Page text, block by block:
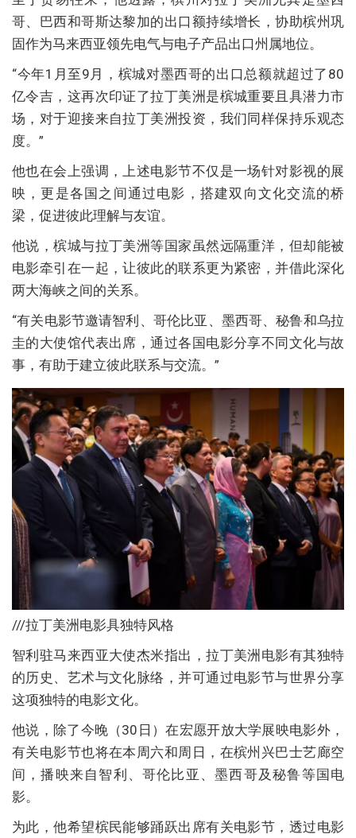
哥、巴西和哥斯达黎加的出口额持续增长，协助槟州巩
固作为马来西亚领先电气与电子产品出口州属地位。
“今年1月至9月，槟城对墨西哥的出口总额就超过了80
亿令吉，这再次印证了拉丁美洲是槟城重要且具潜力市
场，对于迎接来自拉丁美洲投资，我们同样保持乐观态
度。”
他也在会上强调，上述电影节不仅是一场针对影视的展
映，更是各国之间通过电影，搭建双向文化交流的桥
梁，促进彼此理解与友谊。
他说，槟城与拉丁美洲等国家虽然远隔重洋，但却能被
电影牵引在一起，让彼此的联系更为紧密，并借此深化
两大海峡之间的关系。
“有关电影节邀请智利、哥伦比亚、墨西哥、秘鲁和乌拉
圭的大使馆代表出席，通过各国电影分享不同文化与故
事，有助于建立彼此联系与交流。”
///拉丁美洲电影具独特风格
智利驻马来西亚大使杰米指出，拉丁美洲电影有其独特
的历史、艺术与文化脉络，并可通过电影节与世界分享
这项独特的电影文化。
他说，除了今晚（30日）在宏愿开放大学展映电影外，
有关电影节也将在本周六和周日，在槟州兴巴士艺廊空
间，播映来自智利、哥伦比亚、墨西哥及秘鲁等国电
影。
为此，他希望槟民能够踊跃出席有关电影节，透过电影